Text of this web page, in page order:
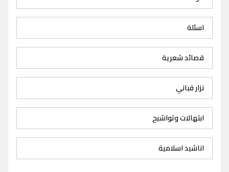
اسئلة
قصائد شعرية
نزار قباني
ابتهالات وتواشيح
اناشيد اسلامية